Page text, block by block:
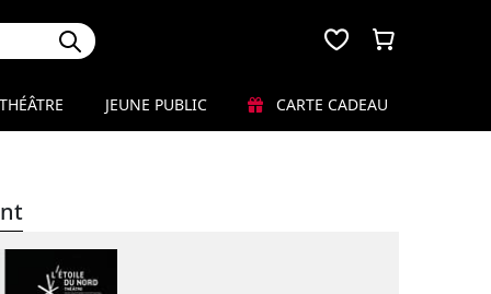
JEUNE PUBLIC CARTE CADEAU